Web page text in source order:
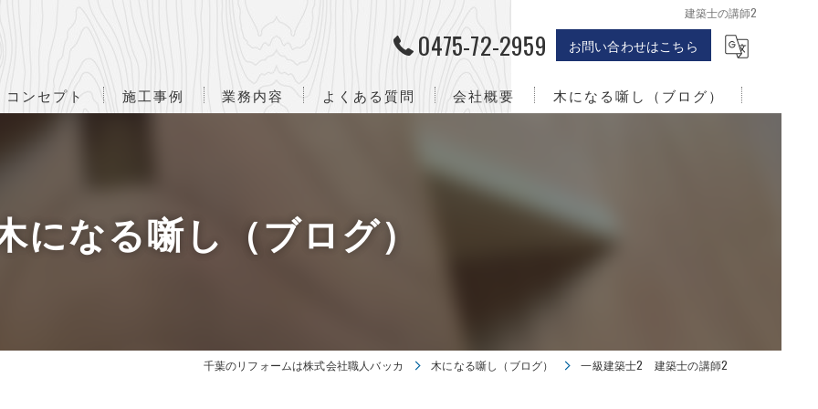
建築士の講師2
0475-72-2959 お問い合わせはこちら
コンセプト 施工事例 業務内容 よくある質問 会社概要
株式会社職人バッカとは
千葉のリフォーム･株式会社職人バッカのお客様の声
木になる噺し（ブログ）
になる噺し（ブログ）
千葉のリフォームは株式会社職人バッカ 木になる噺し（ブログ） 一級建築士2 建築士の講師2